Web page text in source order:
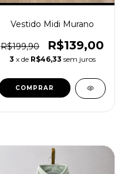
Vestido Midi Murano
R$199,90 R$139,00
3 x de R$46,33 sem juros
COMPRAR